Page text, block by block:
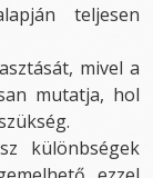
teljesen
mivel a
mutatja, hol
különbségek